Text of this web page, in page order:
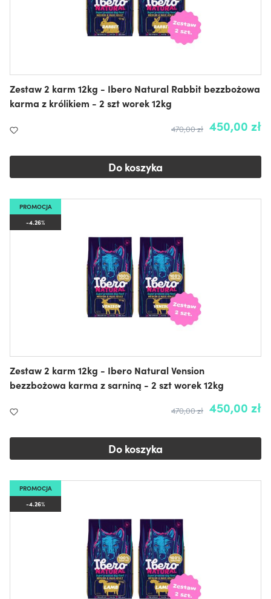
Zestaw 2 karm 12kg - Ibero Natural Rabbit bezzbożowa
karma z królikiem - 2 szt worek 12kg
450,00 zł
470,00 zł
Do koszyka
PROMOCJA
-4.26%
Zestaw 2 karm 12kg - Ibero Natural Vension
bezzbożowa karma z sarniną - 2 szt worek 12kg
450,00 zł
470,00 zł
Do koszyka
PROMOCJA
-4.26%